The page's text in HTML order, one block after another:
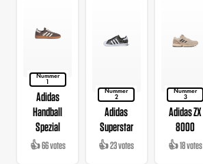
Nummer
1
Adidas
Handball
Spezial
👍 66 votes
Nummer
2
Adidas
Superstar
👍 23 votes
Nummer
3
Adidas ZX
8000
👍 18 votes